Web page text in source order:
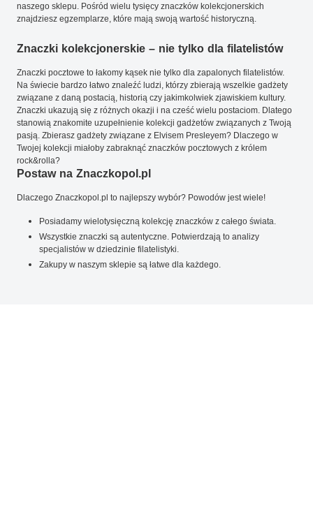
naszego sklepu. Pośród wielu tysięcy znaczków kolekcjonerskich
znajdziesz egzemplarze, które mają swoją wartość historyczną.
Znaczki kolekcjonerskie – nie tylko dla filatelistów
Znaczki pocztowe to łakomy kąsek nie tylko dla zapalonych filatelistów.
Na świecie bardzo łatwo znaleźć ludzi, którzy zbierają wszelkie gadżety
związane z daną postacią, historią czy jakimkolwiek zjawiskiem kultury.
Znaczki ukazują się z różnych okazji i na cześć wielu postaciom. Dlatego
stanowią znakomite uzupełnienie kolekcji gadżetów związanych z Twoją
pasją. Zbierasz gadżety związane z Elvisem Presleyem? Dlaczego w
Twojej kolekcji miałoby zabraknąć znaczków pocztowych z królem
rock&rolla?
Postaw na Znaczkopol.pl
Dlaczego Znaczkopol.pl to najlepszy wybór? Powodów jest wiele!
Posiadamy wielotysięczną kolekcję znaczków z całego świata.
Wszystkie znaczki są autentyczne. Potwierdzają to analizy
specjalistów w dziedzinie filatelistyki.
Zakupy w naszym sklepie są łatwe dla każdego.